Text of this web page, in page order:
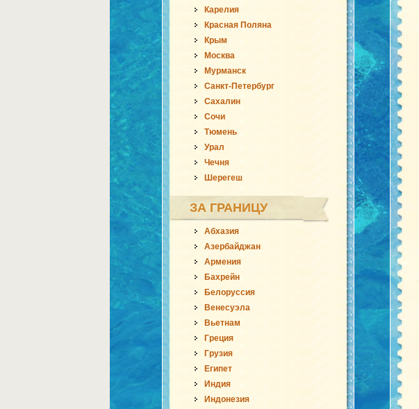
Карелия
Красная Поляна
Крым
Москва
Мурманск
Санкт-Петербург
Сахалин
Сочи
Тюмень
Урал
Чечня
Шерегеш
ЗА ГРАНИЦУ
Абхазия
Азербайджан
Армения
Бахрейн
Белоруссия
Венесуэла
Вьетнам
Греция
Грузия
Египет
Индия
Индонезия